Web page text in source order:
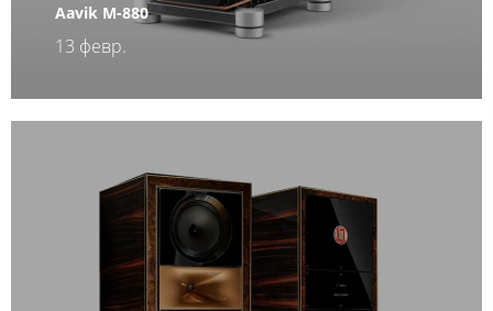
Aavik M-880
13 февр.